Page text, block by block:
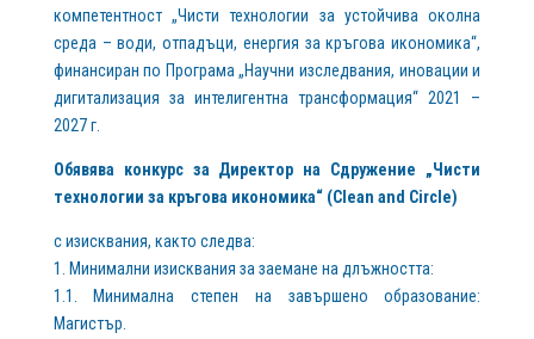
компетентност „Чисти технологии за устойчива околна
среда – води, отпадъци, енергия за кръгова икономика“,
финансиран по Програма „Научни изследвания, иновации и
дигитализация за интелигентна трансформация“ 2021 –
2027 г.
Обявява конкурс за Директор на Сдружение „Чисти
технологии за кръгова икономика“ (Clean and Circle)
с изисквания, както следва:
1. Минимални изисквания за заемане на длъжността:
1.1. Минимална степен на завършено образование:
Магистър.